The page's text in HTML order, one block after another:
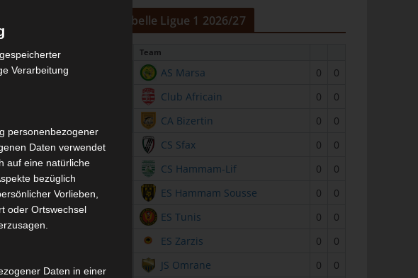
Tabelle Ligue 1 2026/27
Team
AS Marsa 0
0
Club Africain 0
0
CA Bizertin 0
0
CS Sfax 0
0
CS Hammam-Lif 0
0
ES Hammam Sousse 0
0
ES Tunis 0
0
ES Zarzis 0
0
JS Omrane 0
0
Verarbeitung
personenbezogener
Daten verwendet
auf eine natürliche
bezüglich
Vorlieben,
oder Ortswechsel
Daten in einer